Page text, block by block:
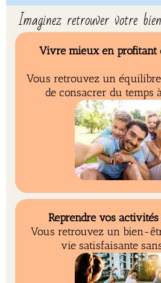
Imaginez retrouver votre
Vivre mieux en profitant
Vous retrouvez un
de consacrer du temps
Reprendre vos
Vous retrouvez un bien-
vie satisfaisante